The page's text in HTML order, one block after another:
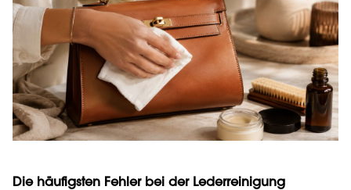
Die häufigsten Fehler bei der Lederreinigung